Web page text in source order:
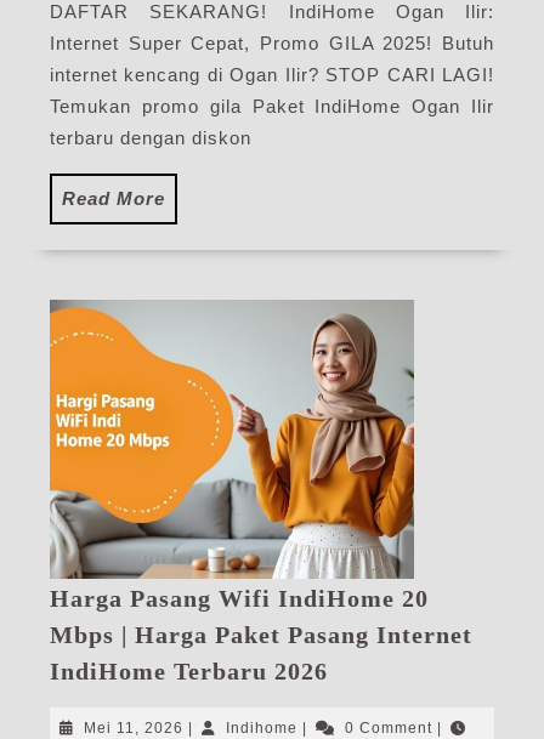
Paket
Pasang
WiFi
IndiHome
DAFTAR SEKARANG! IndiHome Ogan Ilir:
Internet Super Cepat, Promo GILA 2025! Butuh
internet kencang di Ogan Ilir? STOP CARI LAGI!
Temukan promo gila Paket IndiHome Ogan Ilir
terbaru dengan diskon
Read More
More
Harga Pasang Wifi IndiHome 20
Mbps | Harga Paket Pasang Internet
IndiHome Terbaru 2026
Wifi
Mei 11, 2026 Mei
Indihome Indihome0 Comment